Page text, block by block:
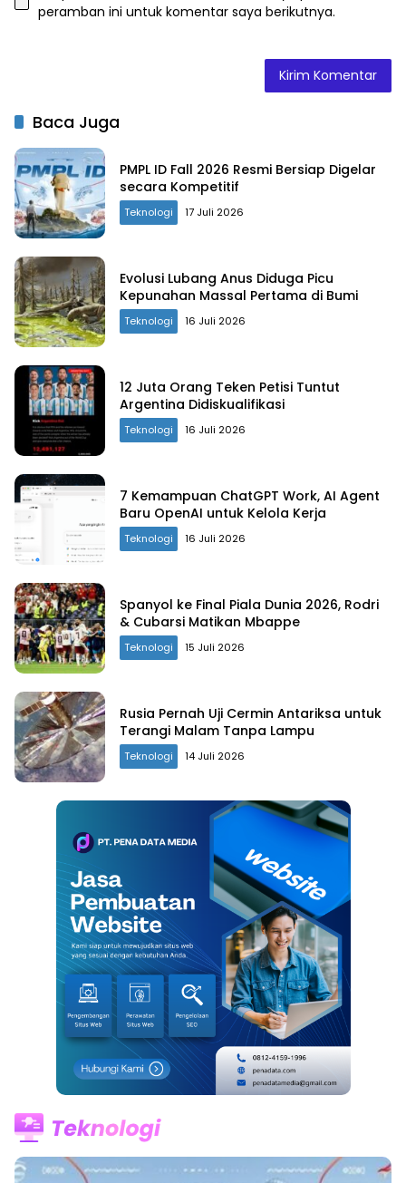
peramban ini untuk komentar saya berikutnya.
Baca Juga
PMPL ID Fall 2026 Resmi Bersiap Digelar
secara Kompetitif
Teknologi 17 Juli 2026
Evolusi Lubang Anus Diduga Picu
Kepunahan Massal Pertama di Bumi
Teknologi 16 Juli 2026
12 Juta Orang Teken Petisi Tuntut
Argentina Didiskualifikasi
Teknologi 16 Juli 2026
7 Kemampuan ChatGPT Work, AI Agent
Baru OpenAI untuk Kelola Kerja
Teknologi 16 Juli 2026
Spanyol ke Final Piala Dunia 2026, Rodri
& Cubarsi Matikan Mbappe
Teknologi 15 Juli 2026
Rusia Pernah Uji Cermin Antariksa untuk
Terangi Malam Tanpa Lampu
Teknologi 14 Juli 2026